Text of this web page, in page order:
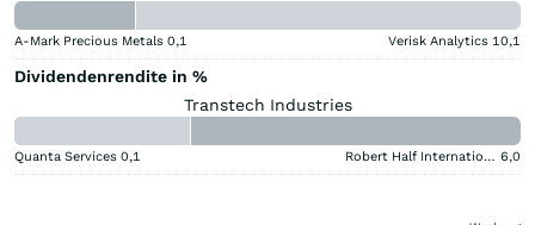
A-Mark Precious Metals 0,1 Verisk Analytics 10,1
Dividendenrendite in %
Transtech Industries
Quanta Services 0,1 Robert Half International 6,0